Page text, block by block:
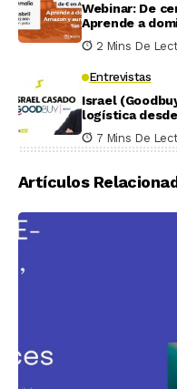
Webinar: De
Aprende a
ventas
2 Mins De
Entrevistas
Israel
logística
7 Mins De
Artículos